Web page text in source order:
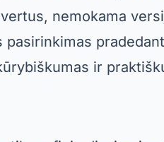
nemokama
pasirinkimas
ir